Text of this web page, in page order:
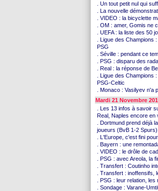
. Un tout petit nul qui
. La nouvelle
. VIDEO : la bicyclette
. OM : amer, Gomis ne
. UEFA : la liste des 50
. Ligue des
PSG
. Séville : pendant ce
. PSG : disparu des
. Real : la réponse de
. Ligue des
PSG-Celtic
. Monaco : Vasilyev n'a
Mardi 21 Novembre
. Les 13 infos à savoir
Real, Naples encore en
. Dortmund prend déjà
joueurs (BvB 1-2 Spurs)
. L'Europe, c'est fini
. Bayern : une
. VIDEO : le drôle de
. PSG : avec Areola, la
. Transfert : Coutinho
. Transfert : inoffensifs,
. PSG : leur relation,
. Sondage : Varane-